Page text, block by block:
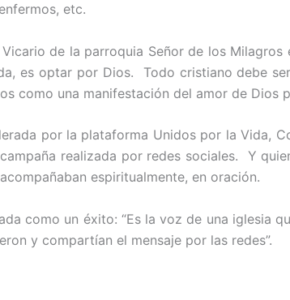
etc.
de la parroquia Señor de los
es optar por Dios. Todo cristiano debe
como una manifestación del amor de Dios
por la plataforma Unidos por la Vida,
realizada por redes sociales. Y
espiritualmente, en oración.
como un éxito: “Es la voz de una iglesia
y compartían el mensaje por las redes”.